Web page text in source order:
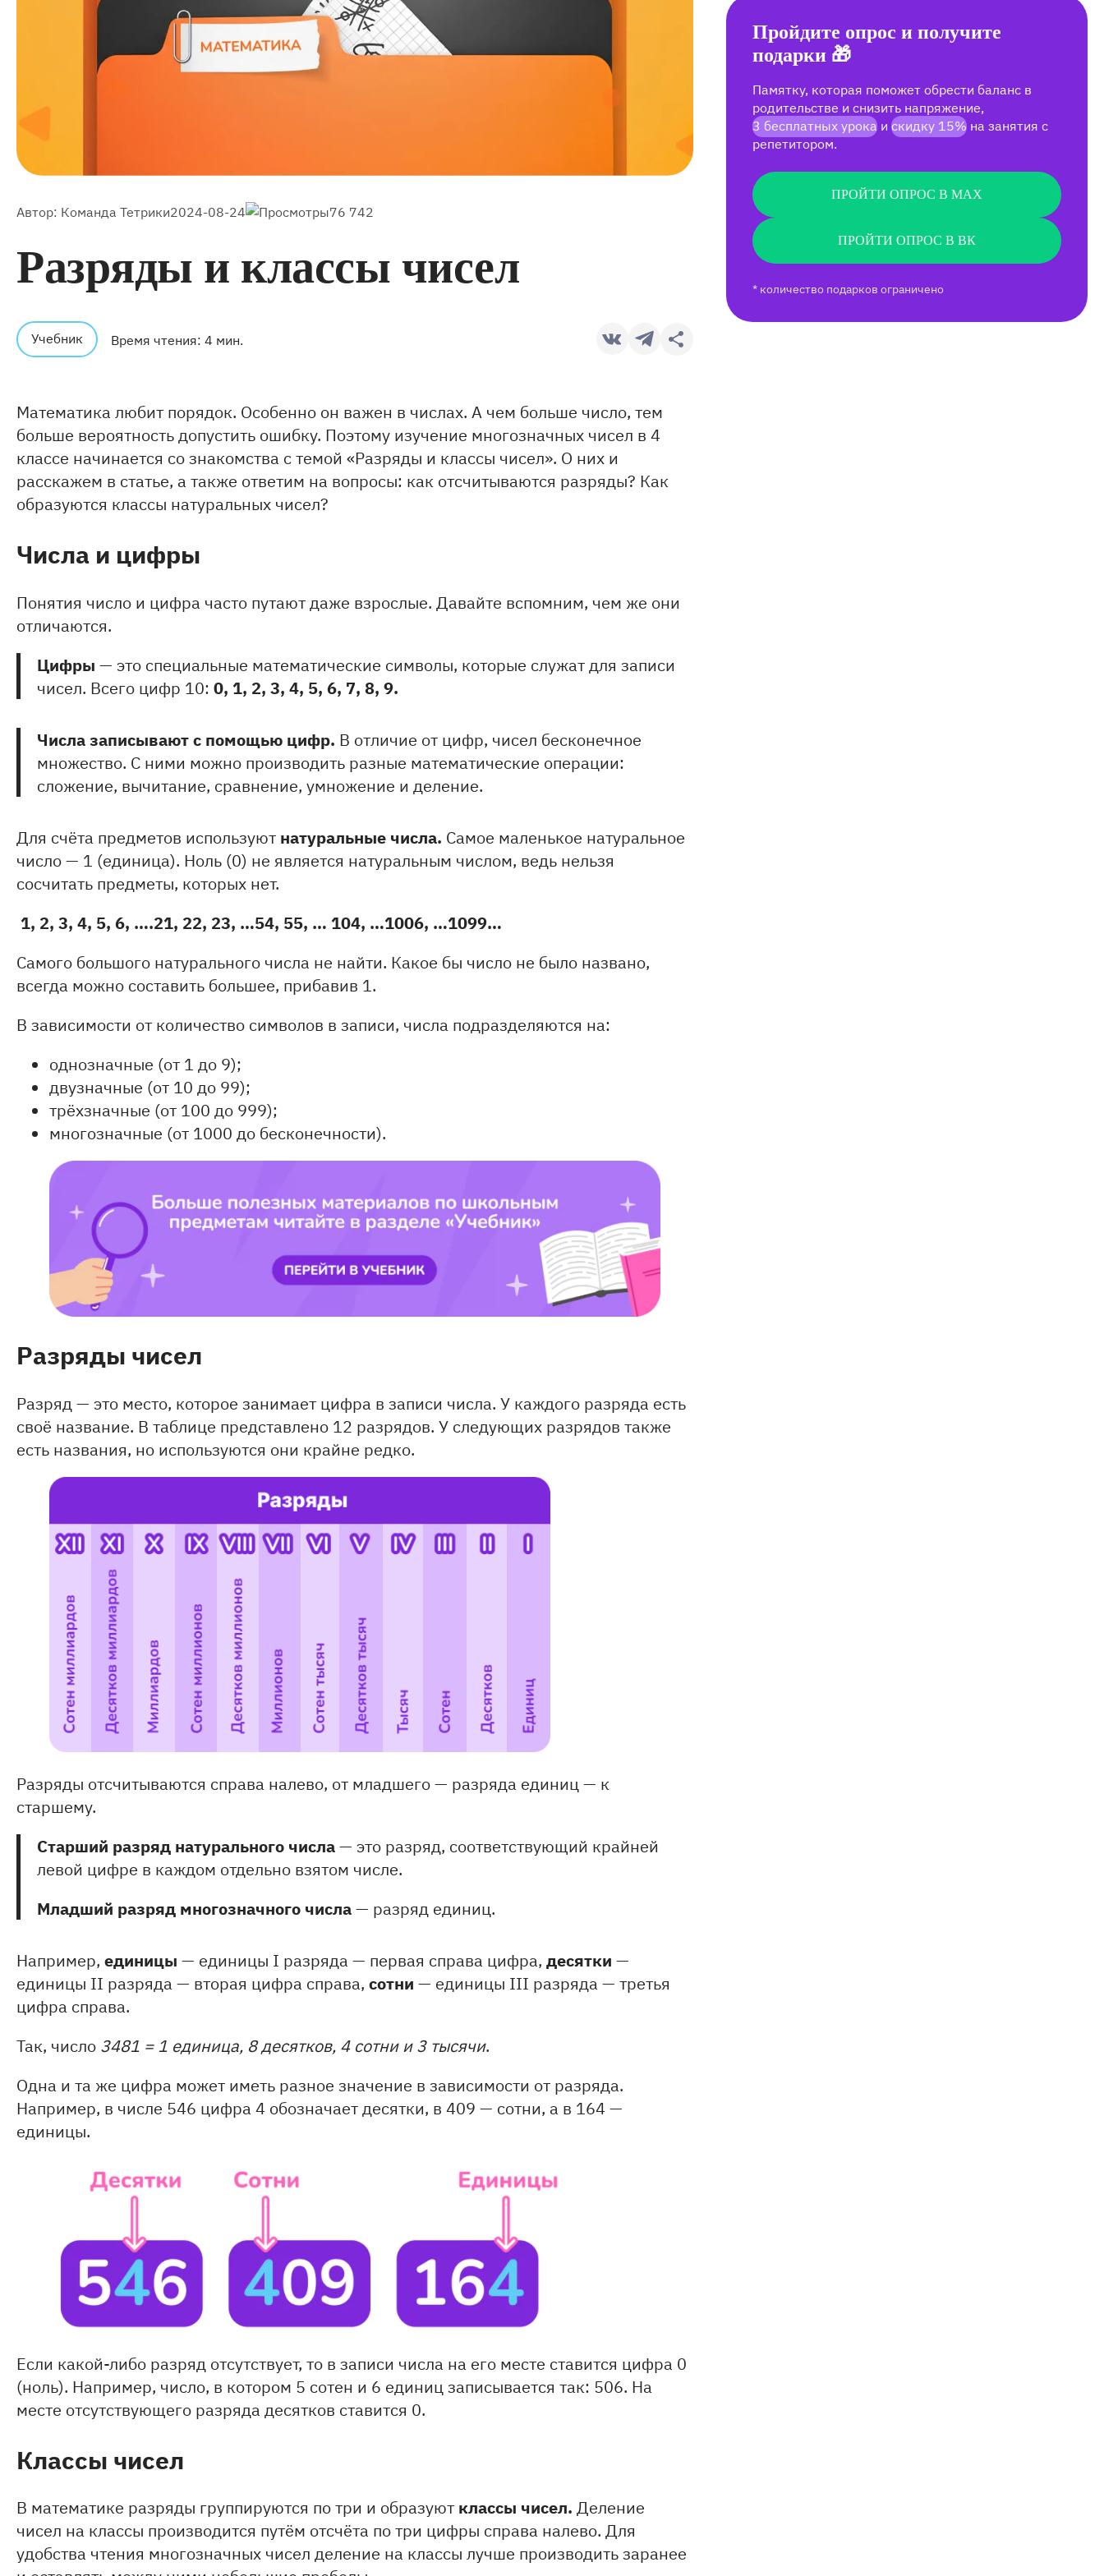
Автор: Команда Тетрики2024-08-24 76 742
Разряды и классы чисел
Учебник Время чтения: 4 мин.
Математика любит порядок. Особенно он важен в числах. А чем больше число, тем
больше вероятность допустить ошибку. Поэтому изучение многозначных чисел в 4
классе начинается со знакомства с темой «Разряды и классы чисел». О них и
расскажем в статье, а также ответим на вопросы: как отсчитываются разряды? Как
образуются классы натуральных чисел?
Числа и цифры
Понятия число и цифра часто путают даже взрослые. Давайте вспомним, чем же они
отличаются.
Цифры — это специальные математические символы, которые служат для записи
чисел. Всего цифр 10: 0, 1, 2, 3, 4, 5, 6, 7, 8, 9.
Числа записывают с помощью цифр. В отличие от цифр, чисел бесконечное
множество. С ними можно производить разные математические операции:
сложение, вычитание, сравнение, умножение и деление.
Для счёта предметов используют натуральные числа. Самое маленькое натуральное
число — 1 (единица). Ноль (0) не является натуральным числом, ведь нельзя
сосчитать предметы, которых нет.
1, 2, 3, 4, 5, 6, ….21, 22, 23, …54, 55, … 104, …1006, …1099…
Самого большого натурального числа не найти. Какое бы число не было названо,
всегда можно составить большее, прибавив 1.
В зависимости от количество символов в записи, числа подразделяются на:
однозначные (от 1 до 9);
двузначные (от 10 до 99);
трёхзначные (от 100 до 999);
многозначные (от 1000 до бесконечности).
Разряды чисел
Разряд — это место, которое занимает цифра в записи числа. У каждого разряда есть
своё название. В таблице представлено 12 разрядов. У следующих разрядов также
есть названия, но используются они крайне редко.
Разряды отсчитываются справа налево, от младшего — разряда единиц — к
старшему.
Старший разряд натурального числа— это разряд, соответствующий крайней
левой цифре в каждом отдельно взятом числе.
Младший разряд многозначного числа— разряд единиц.
Например, единицы — единицы I разряда — первая справа цифра, десятки —
единицы II разряда — вторая цифра справа, сотни — единицы III разряда — третья
цифра справа.
Так, число 3481 = 1 единица, 8 десятков, 4 сотни и 3 тысячи.
Одна и та же цифра может иметь разное значение в зависимости от разряда.
Например, в числе 546 цифра 4 обозначает десятки, в 409 — сотни, а в 164 —
единицы.
Если какой-либо разряд отсутствует, то в записи числа на его месте ставится цифра 0
(ноль). Например, число, в котором 5 сотен и 6 единиц записывается так: 506. На
месте отсутствующего разряда десятков ставится 0.
Классы чисел
В математике разряды группируются по три и образуют классы чисел. Деление
чисел на классы производится путём отсчёта по три цифры справа налево. Для
удобства чтения многозначных чисел деление на классы лучше производить заранее
Пройдите опрос и получите
подарки 🎁
Памятку, которая поможет обрести баланс в
родительстве и снизить напряжение,
3 бесплатных урока и скидку 15% на занятия с
репетитором.
ПРОЙТИ ОПРОС В MAX
ПРОЙТИ ОПРОС В ВК
* количество подарков ограничено